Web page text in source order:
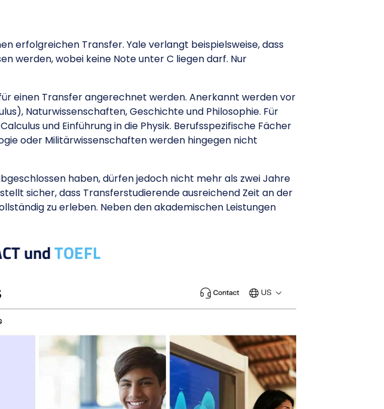
erfolgreichen Transfer. Yale verlangt beispielsweise, dass
werden, wobei keine Note unter C liegen darf. Nur
einen Transfer angerechnet werden. Anerkannt werden vor
Naturwissenschaften, Geschichte und Philosophie. Für
und Einführung in die Physik. Berufsspezifische Fächer
oder Militärwissenschaften werden hingegen nicht
haben, dürfen jedoch nicht mehr als zwei Jahre
sicher, dass Transferstudierende ausreichend Zeit an der
zu erleben. Neben den akademischen Leistungen
undTOEFL